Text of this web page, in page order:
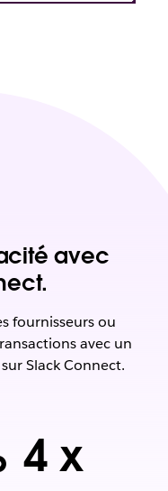
avec
fournisseurs ou
avec un
Slack Connect.
4 x